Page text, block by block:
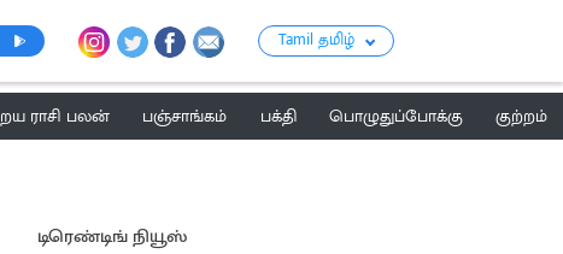
Tamil தமிழ்
ராசி பலன் பஞ்சாங்கம் பக்தி பொழுதுப்போக்கு
குற்றம்
டிரெண்டிங் நியூஸ்